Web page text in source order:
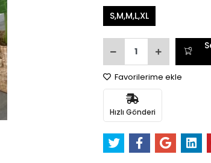
S,M,M,L,XL
Favorilerime ekle
Hızlı Gönderi